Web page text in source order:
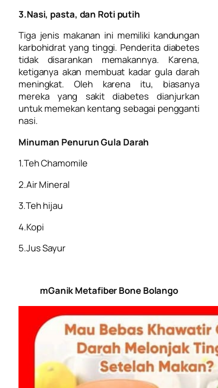
3.Nasi, pasta, dan Roti putih
Tiga jenis makanan ini memiliki kandungan
karbohidrat yang tinggi. Penderita diabetes
tidak disarankan memakannya. Karena,
ketiganya akan membuat kadar gula darah
meningkat. Oleh karena itu, biasanya
mereka yang sakit diabetes dianjurkan
untuk memekan kentang sebagai pengganti
nasi.
Minuman Penurun Gula Darah
1.Teh Chamomile
2.Air Mineral
3.Teh hijau
4.Kopi
5.Jus Sayur
mGanik Metafiber Bone Bolango